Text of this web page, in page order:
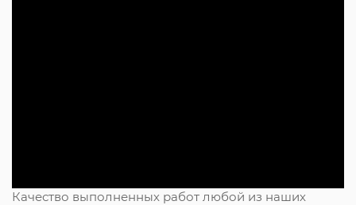
Качество выполненных работ любой из наших